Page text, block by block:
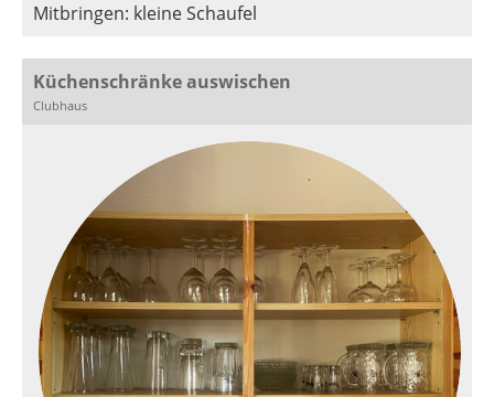
Mitbringen: kleine Schaufel
Küchenschränke auswischen
Clubhaus